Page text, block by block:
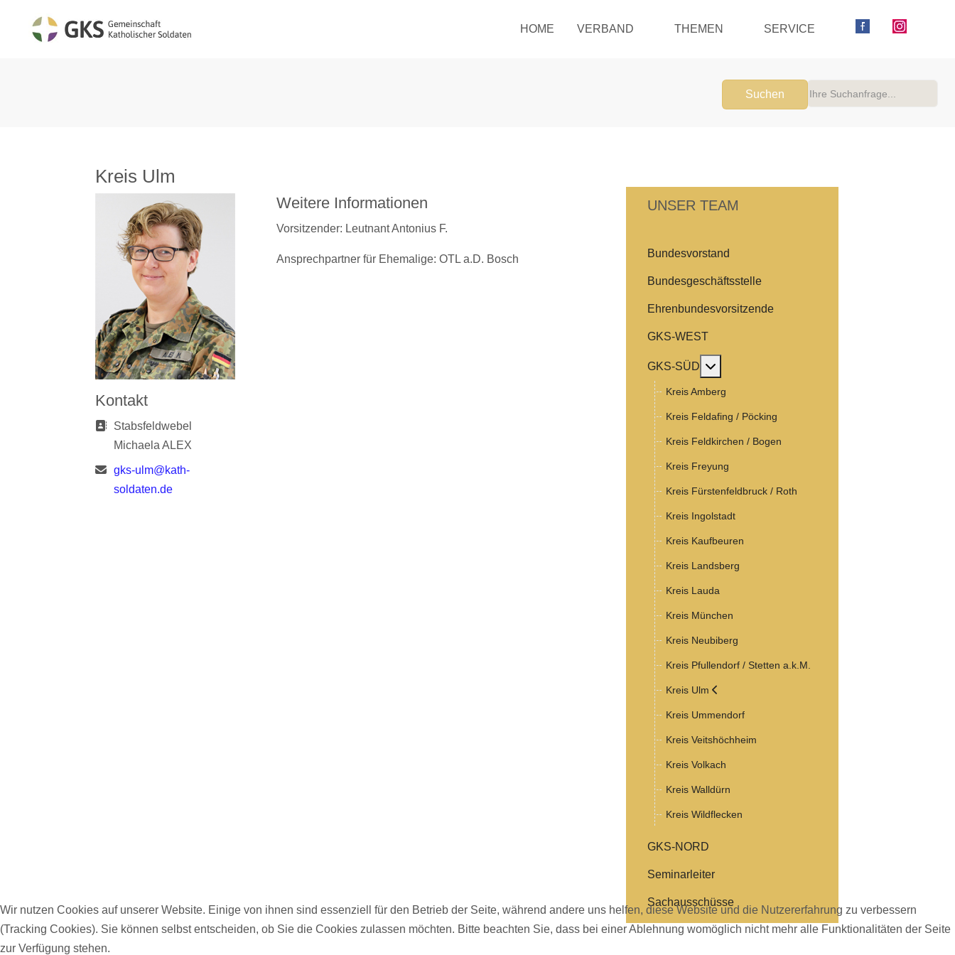
HOME VERBAND THEMEN SERVICE
Suchen
Kreis Ulm
Kontakt
Adresse:
Stabsfeldwebel
Michaela ALEX
E-Mail:
gks-ulm@kath-
soldaten.de
Weitere Informationen
Vorsitzender: Leutnant Antonius F.
Ansprechpartner für Ehemalige: OTL a.D. Bosch
UNSER TEAM
Bundesvorstand
Bundesgeschäftsstelle
Ehrenbundesvorsitzende
GKS-WEST
GKS-SÜD MOD_MENU_TOGGLE_SUBMENU_LABEL
Kreis Amberg
Kreis Feldafing / Pöcking
Kreis Feldkirchen / Bogen
Kreis Freyung
Kreis Fürstenfeldbruck / Roth
Kreis Ingolstadt
Kreis Kaufbeuren
Kreis Landsberg
Kreis Lauda
Kreis München
Kreis Neubiberg
Kreis Pfullendorf / Stetten a.k.M.
Kreis Ulm
Kreis Ummendorf
Kreis Veitshöchheim
Kreis Volkach
Kreis Walldürn
Kreis Wildflecken
GKS-NORD
Seminarleiter
Sachausschüsse
Wir nutzen Cookies auf unserer Website. Einige von ihnen sind essenziell für den Betrieb der Seite, während andere uns helfen, diese Website und die Nutzererfahrung zu verbessern
(Tracking Cookies). Sie können selbst entscheiden, ob Sie die Cookies zulassen möchten. Bitte beachten Sie, dass bei einer Ablehnung womöglich nicht mehr alle Funktionalitäten der Seite
zur Verfügung stehen.